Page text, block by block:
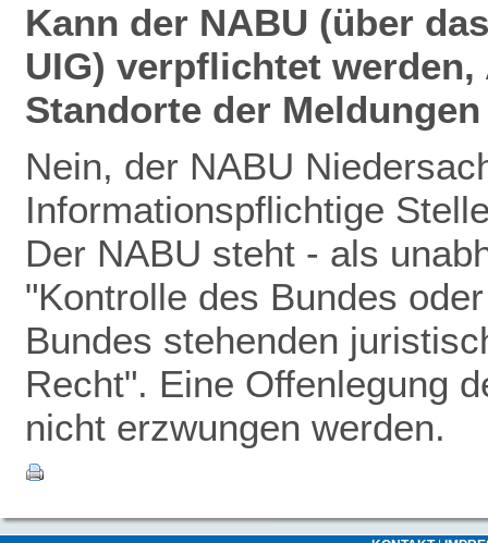
Kann der NABU (über
UIG) verpflichtet
Standorte der
Nein, der NABU
Informationspflichtige
Der NABU steht - als
"Kontrolle des Bundes
Bundes stehenden
Recht". Eine Offenlegung
nicht erzwungen werden.